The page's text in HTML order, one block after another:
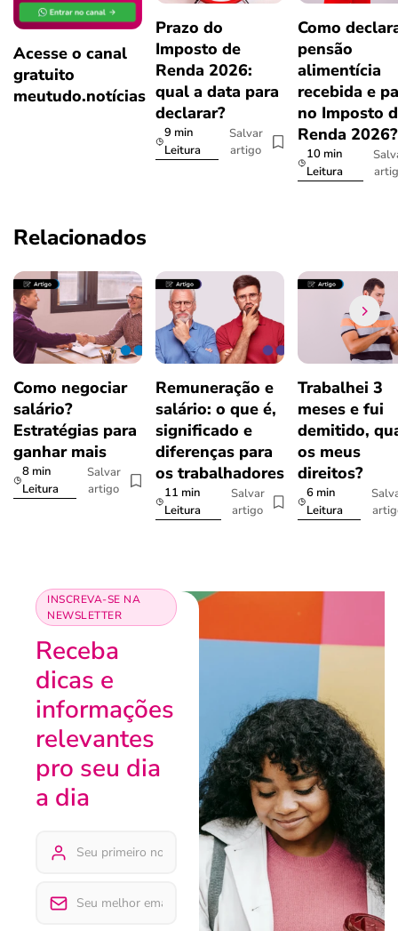
Acesse o canal
gratuito
meutudo.notícias
Prazo do
Imposto de
Renda 2026:
qual a data para
declarar?
9 min
Leitura
Salvar
artigo
Como
pensão
alimentícia
recebida e
no Imposto
Renda
10 min
Leitura
Relacionados
Como negociar
salário?
Estratégias para
ganhar mais
8 min
Leitura
Salvar
artigo
Remuneração e
salário: o que é,
significado e
diferenças para
os trabalhadores
11 min
Leitura
Salvar
artigo
Trabalhei 3
meses e fui
demitido,
os meus
direitos?
6 min
Leitura
INSCREVA-SE NA
NEWSLETTER
Receba
dicas e
informações
relevantes
pro seu dia
a dia